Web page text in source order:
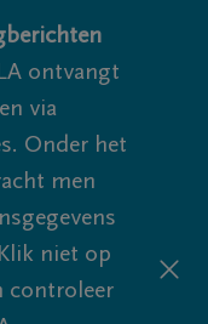
ontvangt
via
Onder het
men
niet op
controleer